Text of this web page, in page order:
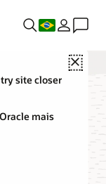
Close
site closer
mais